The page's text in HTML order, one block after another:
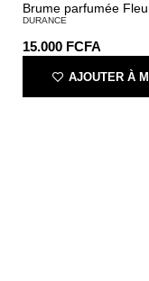
Brume parfumée
DURANCE
15.000 FCFA
AJOUTER À